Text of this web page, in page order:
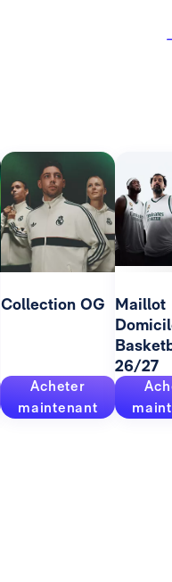
Collection OG
Acheter
maintenant
Maillot
26/27